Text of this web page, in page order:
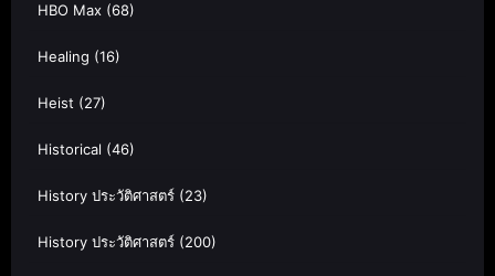
HBO Max (68)
Healing (16)
Heist (27)
Historical (46)
History ประวัติศาสตร์ (23)
History ประวัติศาสตร์ (200)